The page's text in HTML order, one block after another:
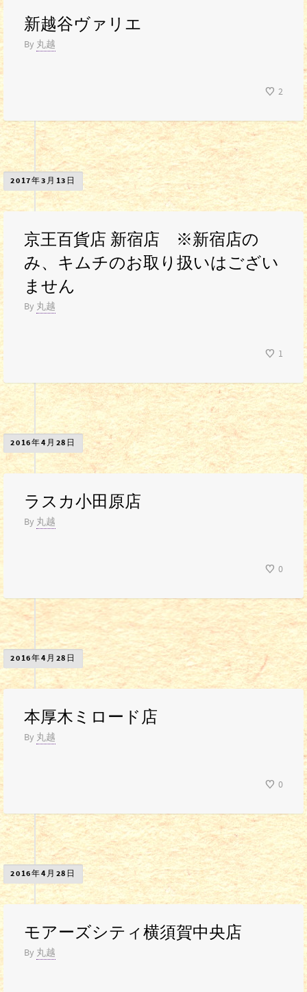
新越谷ヴァリエ
By 丸越
2
2017年3月13日
京王百貨店 新宿店 ※新宿店の
み、キムチのお取り扱いはござい
ません
By 丸越
1
2016年4月28日
ラスカ小田原店
By 丸越
0
2016年4月28日
本厚木ミロード店
By 丸越
0
2016年4月28日
モアーズシティ横須賀中央店
By 丸越